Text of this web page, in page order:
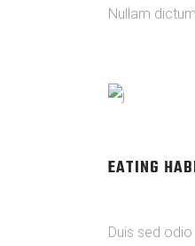
Nullam
EATING
Duis sed